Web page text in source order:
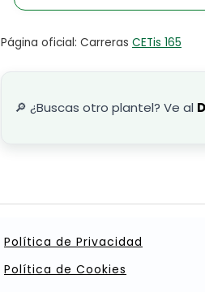
Página oficial: Carreras CETis 165
🔎 ¿Buscas otro plantel? Ve al
Política de Privacidad
Política de Cookies